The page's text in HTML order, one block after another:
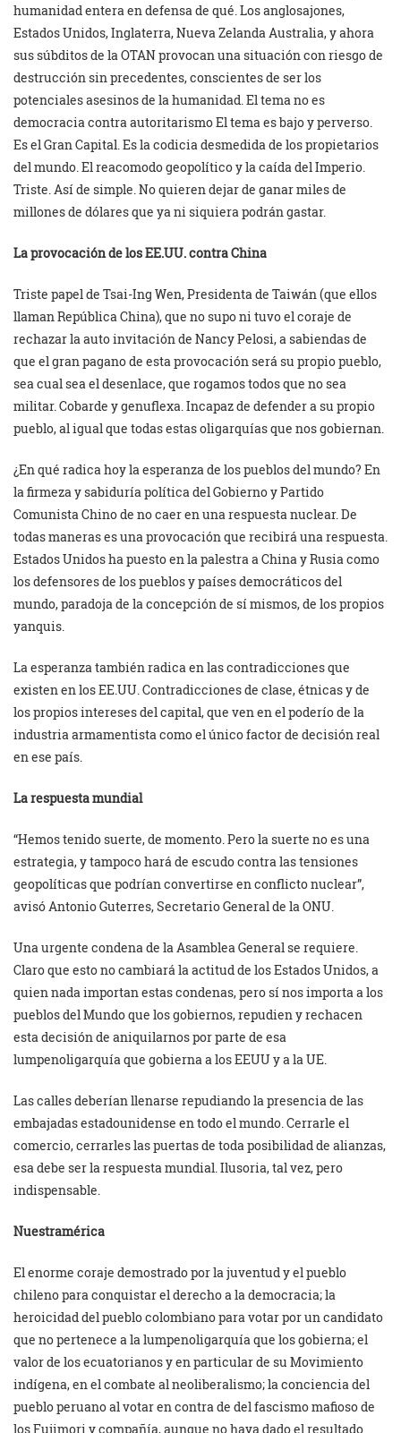
humanidad entera en defensa de qué. Los anglosajones,
Estados Unidos, Inglaterra, Nueva Zelanda Australia, y ahora
sus súbditos de la OTAN provocan una situación con riesgo de
destrucción sin precedentes, conscientes de ser los
potenciales asesinos de la humanidad. El tema no es
democracia contra autoritarismo El tema es bajo y perverso.
Es el Gran Capital. Es la codicia desmedida de los propietarios
del mundo. El reacomodo geopolítico y la caída del Imperio.
Triste. Así de simple. No quieren dejar de ganar miles de
millones de dólares que ya ni siquiera podrán gastar.
La provocación de los EE.UU. contra China
Triste papel de Tsai-Ing Wen, Presidenta de Taiwán (que ellos
llaman República China), que no supo ni tuvo el coraje de
rechazar la auto invitación de Nancy Pelosi, a sabiendas de
que el gran pagano de esta provocación será su propio pueblo,
sea cual sea el desenlace, que rogamos todos que no sea
militar. Cobarde y genuflexa. Incapaz de defender a su propio
pueblo, al igual que todas estas oligarquías que nos gobiernan.
¿En qué radica hoy la esperanza de los pueblos del mundo? En
la firmeza y sabiduría política del Gobierno y Partido
Comunista Chino de no caer en una respuesta nuclear. De
todas maneras es una provocación que recibirá una respuesta.
Estados Unidos ha puesto en la palestra a China y Rusia como
los defensores de los pueblos y países democráticos del
mundo, paradoja de la concepción de sí mismos, de los propios
yanquis.
La esperanza también radica en las contradicciones que
existen en los EE.UU. Contradicciones de clase, étnicas y de
los propios intereses del capital, que ven en el poderío de la
industria armamentista como el único factor de decisión real
en ese país.
La respuesta mundial
“Hemos tenido suerte, de momento. Pero la suerte no es una
estrategia, y tampoco hará de escudo contra las tensiones
geopolíticas que podrían convertirse en conflicto nuclear”,
avisó Antonio Guterres, Secretario General de la ONU.
Una urgente condena de la Asamblea General se requiere.
Claro que esto no cambiará la actitud de los Estados Unidos, a
quien nada importan estas condenas, pero sí nos importa a los
pueblos del Mundo que los gobiernos, repudien y rechacen
esta decisión de aniquilarnos por parte de esa
lumpenoligarquía que gobierna a los EEUU y a la UE.
Las calles deberían llenarse repudiando la presencia de las
embajadas estadounidense en todo el mundo. Cerrarle el
comercio, cerrarles las puertas de toda posibilidad de alianzas,
esa debe ser la respuesta mundial. Ilusoria, tal vez, pero
indispensable.
Nuestramérica
El enorme coraje demostrado por la juventud y el pueblo
chileno para conquistar el derecho a la democracia; la
heroicidad del pueblo colombiano para votar por un candidato
que no pertenece a la lumpenoligarquía que los gobierna; el
valor de los ecuatorianos y en particular de su Movimiento
indígena, en el combate al neoliberalismo; la conciencia del
pueblo peruano al votar en contra de del fascismo mafioso de
los Fujimori y compañía, aunque no haya dado el resultado